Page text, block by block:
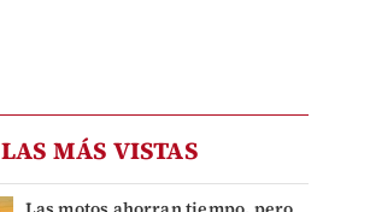
LAS MÁS VISTAS